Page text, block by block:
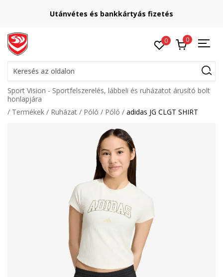
Utánvétes és bankkártyás fizetés
0 0
Keresés az oldalon
Sport Vision - Sportfelszerelés, lábbeli és ruházatot árusító bolt
honlapjára
Termékek
Ruházat Póló Póló adidas JG CLGT SHIRT